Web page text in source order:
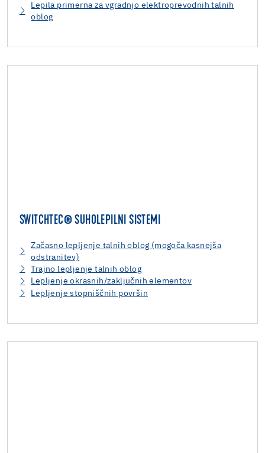
Lepila primerna za vgradnjo elektroprevodnih talnih
oblog
SWITCHTEC® SUHOLEPILNI SISTEMI
Začasno lepljenje talnih oblog (mogoča kasnejša
odstranitev)
Trajno lepljenje talnih oblog
Lepljenje okrasnih/zaključnih elementov
Lepljenje stopniščnih površin